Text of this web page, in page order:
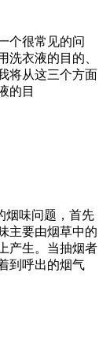
个很常见的问
洗衣液的目的、
将从这三个方面
的目
烟味问题，首先
主要由烟草中的
产生。当抽烟者
到呼出的烟气